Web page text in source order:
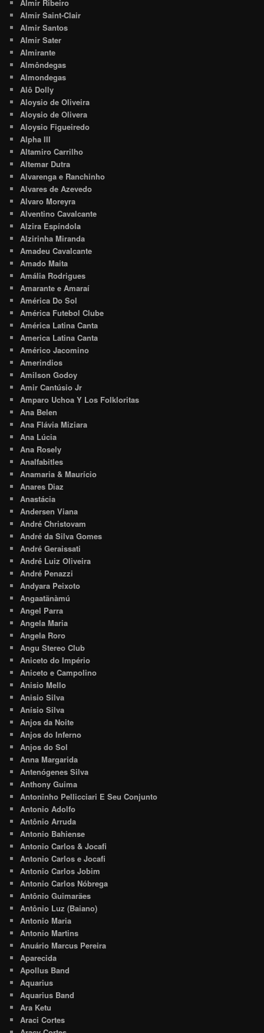
Almir Ribeiro
Almir Saint-Clair
Almir Santos
Almir Sater
Almirante
Almôndegas
Almondegas
Alô Dolly
Aloysio de Oliveira
Aloysio de Olivera
Aloysio Figueiredo
Alpha III
Altamiro Carrilho
Altemar Dutra
Alvarenga e Ranchinho
Alvares de Azevedo
Alvaro Moreyra
Alventino Cavalcante
Alzira Espíndola
Alzirinha Miranda
Amadeu Cavalcante
Amado Maita
Amália Rodrigues
Amarante e Amaraí
América Do Sol
América Futebol Clube
América Latina Canta
America Latina Canta
Américo Jacomino
Amerindios
Amilson Godoy
Amir Cantúsio Jr
Amparo Uchoa Y Los Folkloritas
Ana Belen
Ana Flávia Miziara
Ana Lúcia
Ana Rosely
Analfabitles
Anamaria & Maurício
Anares Diaz
Anastácia
Andersen Viana
André Christovam
André da Silva Gomes
André Geraissati
André Luiz Oliveira
André Penazzi
Andyara Peixoto
Angaatãnàmú
Angel Parra
Angela Maria
Angela Roro
Angu Stereo Club
Aniceto do Império
Aniceto e Campolino
Anisio Mello
Anisio Silva
Anísio Silva
Anjos da Noite
Anjos do Inferno
Anjos do Sol
Anna Margarida
Antenógenes Silva
Anthony Guima
Antoninho Pellicciari E Seu Conjunto
Antonio Adolfo
Antônio Arruda
Antonio Bahiense
Antonio Carlos & Jocafi
Antonio Carlos e Jocafi
Antonio Carlos Jobim
Antonio Carlos Nóbrega
Antônio Guimarães
Antônio Luz (Baiano)
Antonio Maria
Antonio Martins
Anuário Marcus Pereira
Aparecida
Apollus Band
Aquarius
Aquarius Band
Ara Ketu
Araci Cortes